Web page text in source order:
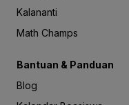
Kalananti
Math Champs
Bantuan & Panduan
Blog